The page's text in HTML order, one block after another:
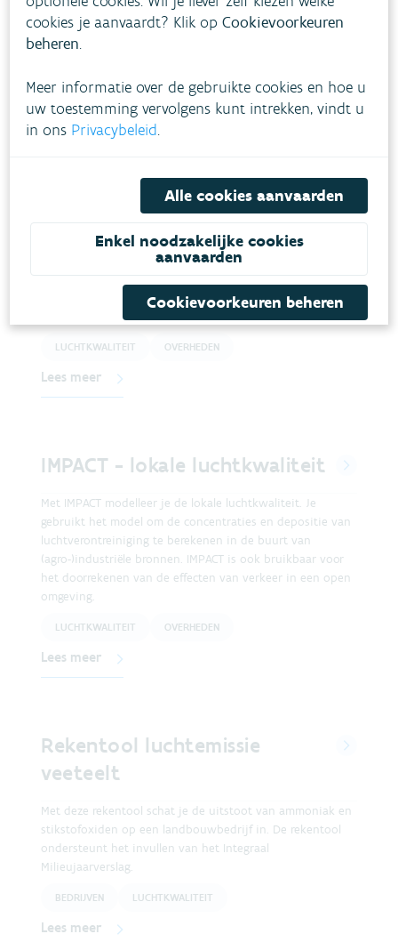
Gerelateerde diensten en
producten
CAR Vlaanderen
Krijg met CAR Vlaanderen zicht op de impact van
mobiliteitsmaatregelen op de verkeersdoorstroming, de
verkeersintensiteit en de samenstelling van het
LUCHTKWALITEIT OVERHEDEN
Lees meer
IMPACT - lokale luchtkwaliteit
Met IMPACT modelleer je de lokale luchtkwaliteit. Je
gebruikt het model om de concentraties en depositie van
luchtverontreiniging te berekenen in de buurt van
(agro-)industriële bronnen. IMPACT is ook bruikbaar voor
het doorrekenen van de effecten van verkeer in een open
omgeving.
LUCHTKWALITEIT OVERHEDEN
Lees meer
Rekentool luchtemissie
veeteelt
Met deze rekentool schat je de uitstoot van ammoniak en
stikstofoxiden op een landbouwbedrijf in. De rekentool
ondersteunt het invullen van het Integraal
Milieujaarverslag.
BEDRIJVEN LUCHTKWALITEIT
Lees meer
cookies je aanvaardt? Klik opCookievoorkeuren
beheren.
Meer informatie over de gebruikte cookies en hoe u
uw toestemming vervolgens kunt intrekken, vindt u
in ons Privacybeleid.
Alle cookies aanvaarden
Enkel noodzakelijke cookies
aanvaarden
Cookievoorkeuren beheren